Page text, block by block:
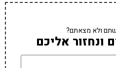
ולא מצאתם?
ונחזור אליכם